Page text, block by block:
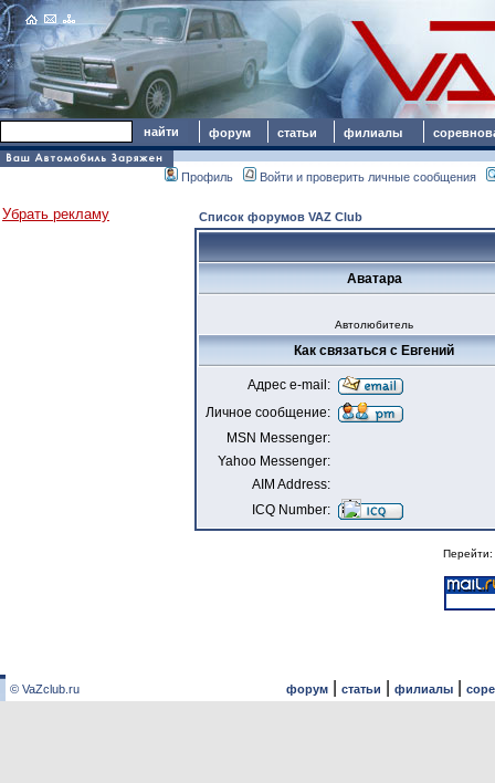
форум статьи филиалы
Профиль Войти и проверить личные сообщения
Убрать рекламу Список форумов VAZ Club
Аватара
Автолюбитель
Как связаться с Евгений
Адрес e-mail:
Личное сообщение:
MSN Messenger:
Yahoo Messenger:
AIM Address:
ICQ Number:
Перейти:
© VaZclub.ru форум| статьи филиалы|